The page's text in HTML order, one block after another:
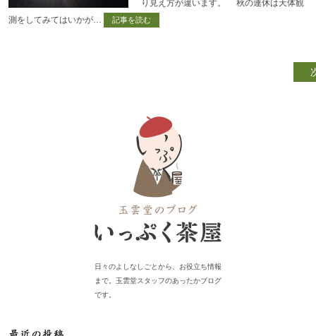
り見え方が違います。 秋の連休は天体観
測をしてみてはいかが…
記事を読む
日々のよしなしごとから、お役立ち情報
まで。玉雲堂スタッフのあったかブログ
です。